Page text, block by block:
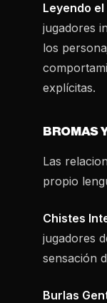
Leyendo
jugadores
los
explícitas.
BROMAS
Las
propio
Chistes
jugadores
sensación
Burlas